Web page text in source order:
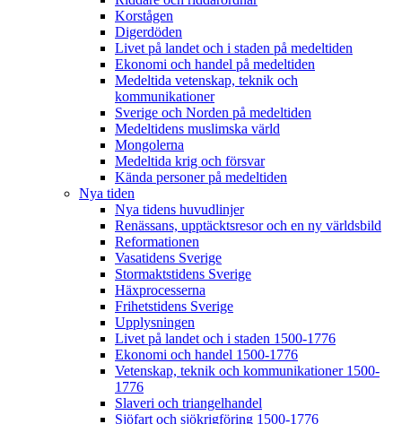
Korstågen
Digerdöden
Livet på landet och i staden på medeltiden
Ekonomi och handel på medeltiden
Medeltida vetenskap, teknik och
kommunikationer
Sverige och Norden på medeltiden
Medeltidens muslimska värld
Mongolerna
Medeltida krig och försvar
Kända personer på medeltiden
Nya tiden
Nya tidens huvudlinjer
Renässans, upptäcktsresor och en ny världsbild
Reformationen
Vasatidens Sverige
Stormaktstidens Sverige
Häxprocesserna
Frihetstidens Sverige
Upplysningen
Livet på landet och i staden 1500-1776
Ekonomi och handel 1500-1776
Vetenskap, teknik och kommunikationer 1500-
1776
Slaveri och triangelhandel
Sjöfart och sjökrigföring 1500-1776